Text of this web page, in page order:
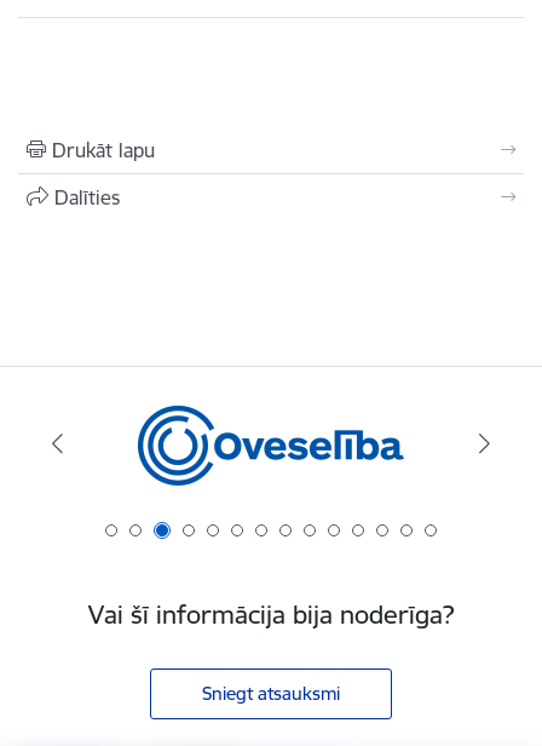
Drukāt lapu
Dalīties
Vai šī informācija bija noderīga?
Sniegt atsauksmi